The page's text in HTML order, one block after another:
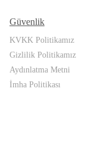
Güvenlik
KVKK Politikamız
Gizlilik Politikamız
Aydınlatma Metni
İmha Politikası